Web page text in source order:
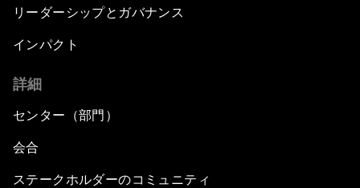
リーダーシップとガバナンス
インパクト
詳細
センター（部門）
会合
ステークホルダーのコミュニティ